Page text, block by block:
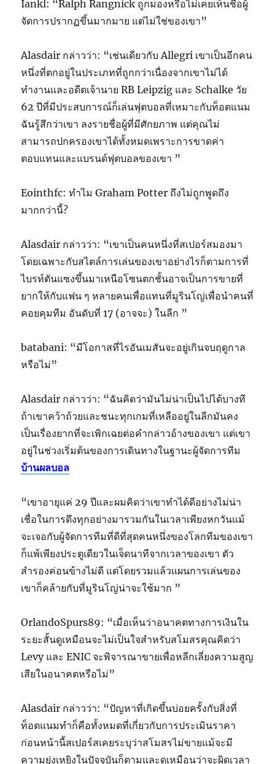
Iankl: “Ralph Rangnick ถูกมองหรือไม่เคยเห็นชื่อผู้
จัดการปรากฏขึ้นมากมาย แต่ไม่ใช่ของเขา”
Alasdair กล่าวว่า: “เช่นเดียวกับ Allegri เขาเป็นอีกคน
หนึ่งที่ตกอยู่ในประเภทที่ถูกกว่าเนื่องจากเขาไม่ได้
ทำงานและอดีตเจ้านาย RB Leipzig และ Schalke วัย
62 ปีที่มีประสบการณ์ก็เล่นฟุตบอลที่เหมาะกับท็อตแนม
ฉันรู้สึกว่าเขา ลงรายชื่อผู้ที่มีศักยภาพ แต่คุณไม่
สามารถปกครองเขาได้ทั้งหมดเพราะการขาดค่า
ตอบแทนและแบรนด์ฟุตบอลของเขา ”
Eointhfc: ทำไม Graham Potter ถึงไม่ถูกพูดถึง
มากกว่านี้?
Alasdair กล่าวว่า: “เขาเป็นคนหนึ่งที่สเปอร์สมองมา
โดยเฉพาะกับสไตล์การเล่นของเขาอย่างไรก็ตามการที่
ไบรท์ตันแซงขึ้นมาเหนือโซนตกชั้นอาจเป็นการขายที่
ยากให้กับแฟน ๆ หลายคนเพื่อแทนที่มูรินโญ่เพื่อนำคนที่
คอยคุมทีม อันดับที่ 17 (อาจจะ) ในลีก ”
batabani: “มีโอกาสที่ไรอันเมสันจะอยู่เกินจบฤดูกาล
หรือไม่”
Alasdair กล่าวว่า: “ฉันคิดว่ามันไม่น่าเป็นไปได้บางที
ถ้าเขาคว้าถ้วยและชนะทุกเกมที่เหลืออยู่ในลีกมันคง
เป็นเรื่องยากที่จะเพิกเฉยต่อคำกล่าวอ้างของเขา แต่เขา
อยู่ในช่วงเริ่มต้นของการเดินทางในฐานะผู้จัดการทีม
บ้านผลบอล
“เขาอายุแค่ 29 ปีและผมคิดว่าเขาทำได้ดีอย่างไม่น่า
เชื่อในการดึงทุกอย่างมารวมกันในเวลาเพียงหกวันแม้
จะเจอกับผู้จัดการทีมที่ดีที่สุดคนหนึ่งของโลกทีมของเขา
ก็แพ้เพียงประตูเดียวในเจ็ดนาทีจากเวลาของเขา ตัว
สำรองค่อนข้างไม่ดี แต่โดยรวมแล้วแผนการเล่นของ
เขาก็คล้ายกับที่มูรินโญ่น่าจะใช้มาก ”
OrlandoSpurs89: “เมื่อเห็นว่าอนาคตทางการเงินใน
ระยะสั้นดูเหมือนจะไม่เป็นใจสำหรับสโมสรคุณคิดว่า
Levy และ ENIC จะพิจารณาขายเพื่อหลีกเลี่ยงความสูญ
เสียในอนาคตหรือไม่”
Alasdair กล่าวว่า: “ปัญหาที่เกิดขึ้นบ่อยครั้งกับสิ่งที่
ท็อตแนมทำก็คือทั้งหมดที่เกี่ยวกับการประเมินราคา
ก่อนหน้านี้สเปอร์สเคยระบุว่าสโมสรไม่ขายแม้จะมี
ความยุ่งเหยิงในปัจจุบันก็ตามและดูเหมือนว่าจะผิดเวลา